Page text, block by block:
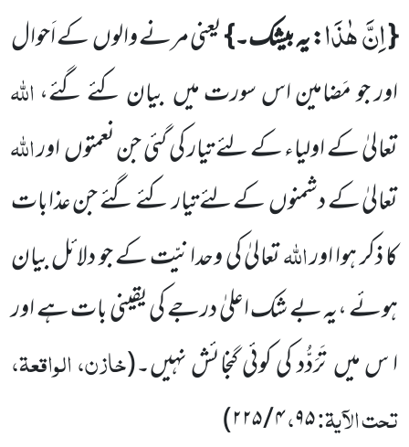
{اِنَّ هٰذَا: یہ بیشک۔}یعنی مرنے والوںکے اَحوال
اور جو مَضامین اس سورت میںبیان کئے گئے،اللہ
تعالیٰ کے اولیاءکے لئے تیار کی گئی جن نعمتوںاوراللہ
تعالیٰ کے دشمنوںکے لئے تیار کئے گئے جنعذابات
کا ذکر ہوا اوراللہتعالیٰ کیوحدانیّت کے جو دلائل بیان
ہوئے ،یہ بے شک اعلیٰ درجے کی یقینی بات ہے اور
ا س میںتَرَدُّد کی کوئی گنجائش نہیں۔(خازن، الواقعۃ،
تحت الآیۃ:۹۵،۴/۲۲۵)